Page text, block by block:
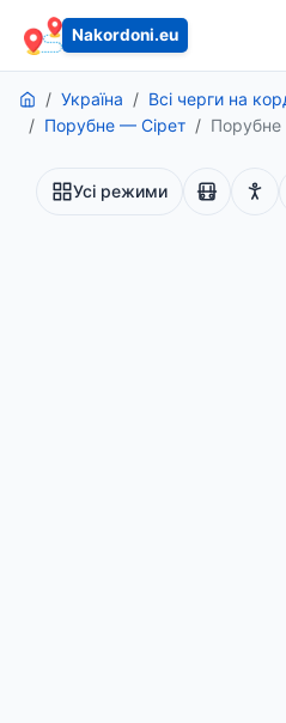
Nakordoni.eu
основного
Україна Всі черги на
Порубне — Сірет
Порубне
Усі режими